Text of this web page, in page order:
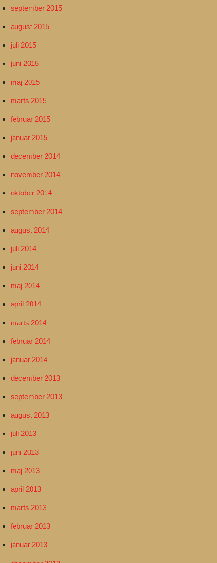
september 2015
august 2015
juli 2015
juni 2015
maj 2015
marts 2015
februar 2015
januar 2015
december 2014
november 2014
oktober 2014
september 2014
august 2014
juli 2014
juni 2014
maj 2014
april 2014
marts 2014
februar 2014
januar 2014
december 2013
september 2013
august 2013
juli 2013
juni 2013
maj 2013
april 2013
marts 2013
februar 2013
januar 2013